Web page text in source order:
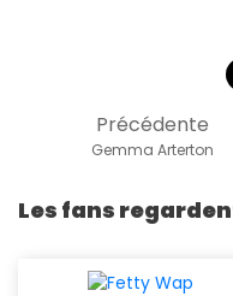
Précédente
Gemma Arterton
Les fans